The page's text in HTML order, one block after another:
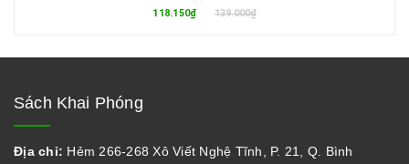
118.150₫ 139.000₫
Sách Khai Phóng
Địa chỉ: Hẻm 266-268 Xô Viết Nghệ Tĩnh, P. 21, Q. Bình